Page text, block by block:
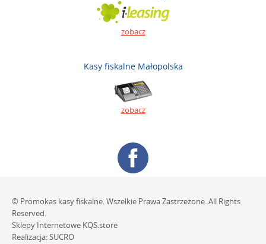
zobacz
Kasy fiskalne Małopolska
zobacz
© Promokas kasy fiskalne. Wszelkie Prawa Zastrzeżone. All Rights
Reserved.
Sklepy Internetowe KQS.store
Realizacja:SUCRO